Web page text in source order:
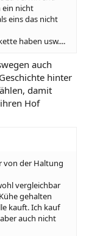
ein nicht
eins das nicht
haben usw....
auch
hinter
damit
Hof
von der Haltung
vergleichbar
gehalten
kauft. Ich kauf
auch nicht